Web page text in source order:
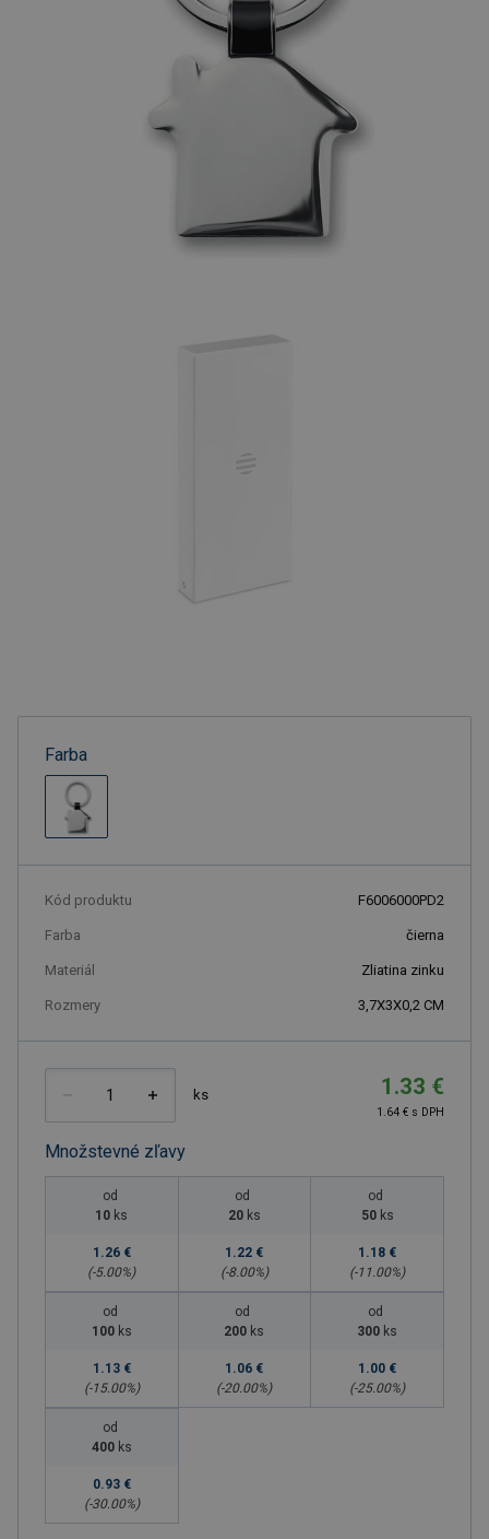
Farba
Kód produktu F6006000PD2
Farba čierna
Materiál Zliatina zinku
Rozmery 3,7X3X0,2 CM
ks 1.33 €
1.64 € s DPH
Množstevné zľavy
od
10 ks
1.26 €
(-5.00%)
od
20 ks
1.22 €
(-8.00%)
od
50 ks
1.18 €
(-11.00%)
od
100 ks
1.13 €
(-15.00%)
od
200 ks
1.06 €
(-20.00%)
od
300 ks
1.00 €
(-25.00%)
od
400 ks
0.93 €
(-30.00%)